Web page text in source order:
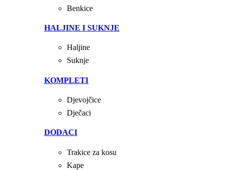
Benkice
HALJINE I SUKNJE
Haljine
Suknje
KOMPLETI
Djevojčice
Dječaci
DODACI
Trakice za kosu
Kape